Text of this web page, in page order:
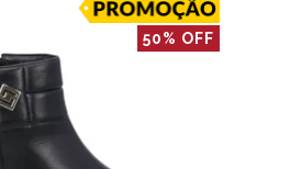
50% OFF